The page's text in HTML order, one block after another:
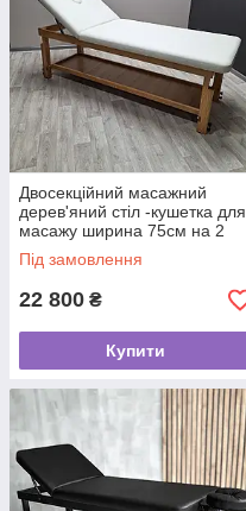
Двосекційний масажний
дерев'яний стіл -кушетка для
масажу ширина 75см на 2
секції КР-11 NEW
Під замовлення
22 800 ₴
Купити